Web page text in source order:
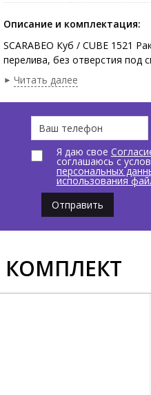
Описание и комплектация:
SCARABEO Куб / CUBE 1521
перелива, без отверстия под
Размеры: 24x24x24h см.цвет
Читать далее
Я даю свое
соглашаюсь с
персональных
использования
Отправить
КОМПЛЕКТ